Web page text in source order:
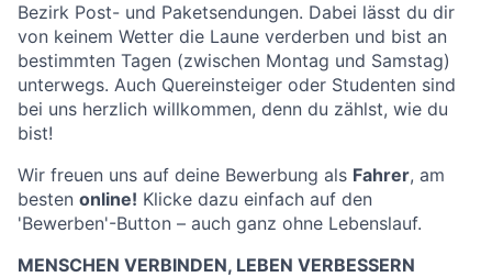
Bezirk Post- und Paketsendungen. Dabei lässt du dir
von keinem Wetter die Laune verderben und bist an
bestimmten Tagen (zwischen Montag und Samstag)
unterwegs. Auch Quereinsteiger oder Studenten sind
bei uns herzlich willkommen, denn du zählst, wie du
bist!
Wir freuen uns auf deine Bewerbung als Fahrer, am
besten online! Klicke dazu einfach auf den
'Bewerben'-Button – auch ganz ohne Lebenslauf.
MENSCHEN VERBINDEN, LEBEN VERBESSERN